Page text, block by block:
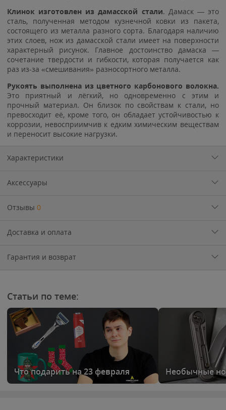
Клинок изготовлен из дамасской стали. Дамаск — это
сталь, полученная методом кузнечной ковки из пакета,
состоящего из металла разного сорта. Благодаря наличию
этих слоев, нож из дамасской стали имеет на поверхности
характерный рисунок. Главное достоинство дамаска —
сочетание твердости и гибкости, которая получается как
раз из-за «смешивания» разносортного металла.
Рукоять выполнена из цветного карбонового волокна.
Это приятный и лёгкий, но одновременно с этим и
прочный материал. Он близок по свойствам к стали, но
превосходит её, кроме того, он обладает устойчивостью к
коррозии, невосприимчив к едким химическим веществам
и переносит высокие нагрузки.
Характеристики
Аксессуары
Отзывы 0
Доставка и оплата
Гарантия и возврат
Статьи по теме:
Что подарить на 23 февраля Необычные